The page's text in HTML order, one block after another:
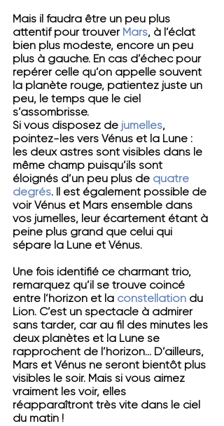
Mais il faudra être un peu plus
attentif pour trouver Mars, à l’éclat
bien plus modeste, encore un peu
plus à gauche. En cas d’échec pour
repérer celle qu’on appelle souvent
la planète rouge, patientez juste un
peu, le temps que le ciel
s’assombrisse.
Si vous disposez de jumelles,
pointez-les vers Vénus et la Lune :
les deux astres sont visibles dans le
même champ puisqu’ils sont
éloignés d’un peu plus de quatre
degrés. Il est également possible de
voir Vénus et Mars ensemble dans
vos jumelles, leur écartement étant à
peine plus grand que celui qui
sépare la Lune et Vénus.
Une fois identifié ce charmant trio,
remarquez qu’il se trouve coincé
entre l’horizon et la constellation du
Lion. C’est un spectacle à admirer
sans tarder, car au fil des minutes les
deux planètes et la Lune se
rapprochent de l’horizon… D’ailleurs,
Mars et Vénus ne seront bientôt plus
visibles le soir. Mais si vous aimez
vraiment les voir, elles
réapparaîtront très vite dans le ciel
du matin !